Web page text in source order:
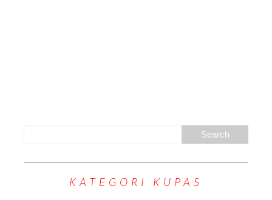
KATEGORI KUPAS